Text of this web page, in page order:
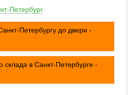
Петербург
Петербургу до двери -
склада в Санкт-Петербурге -